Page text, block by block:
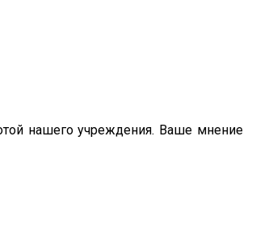
нашего учреждения. Ваше мнение